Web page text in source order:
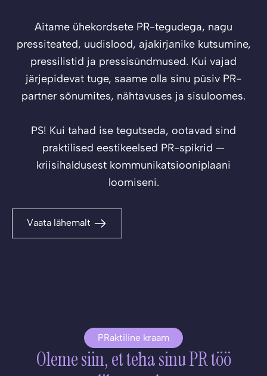
Aitame ühekordsete PR-tegudega, nagu
pressiteated, uudislood, ajakirjanike kutsumine,
pressilistid ja pressisündmused. Kui vajad
järjepidevat tuge, saame olla sinu püsiv PR-
partner sõnumites, nähtavuses ja sisuloomes.
PS! Kui tahad ise tegutseda, ootavad sind
praktilised eestikeelsed PR-spikrid —
kriisihaldusest kommunikatsiooniplaani
loomiseni.
Vaata lähemalt
PRaktiline kraam
Oleme siin, et teha sinu PR töö